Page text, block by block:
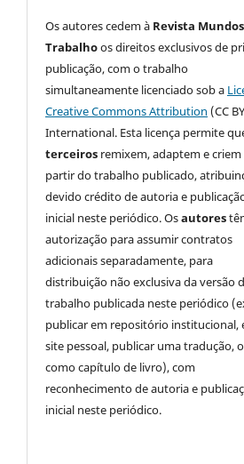
Os autores cedem à Revista
Trabalhoos direitos exclusivos de
publicação, com o trabalho
simultaneamente licenciado sob a
Creative Commons Attribution (CC
International. Esta licença permite
terceiros remixem, adaptem e criem
partir do trabalho publicado,
devido crédito de autoria e
inicial neste periódico. Osautores
autorização para assumir contratos
adicionais separadamente, para
distribuição não exclusiva da versão
trabalho publicada neste periódico
publicar em repositório institucional,
site pessoal, publicar uma tradução,
como capítulo de livro), com
reconhecimento de autoria e
inicial neste periódico.